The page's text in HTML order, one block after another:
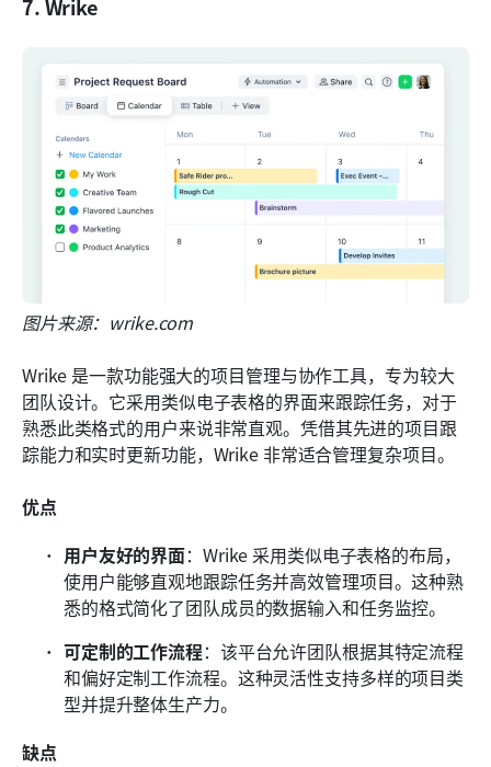
7. Wrike
图片来源：wrike.com
Wrike 是一款功能强大的项目管理与协作工具，专为较大
团队设计。它采用类似电子表格的界面来跟踪任务，对于
熟悉此类格式的用户来说非常直观。凭借其先进的项目跟
踪能力和实时更新功能，Wrike 非常适合管理复杂项目。
优点
用户友好的界面：Wrike 采用类似电子表格的布局，
使用户能够直观地跟踪任务并高效管理项目。这种熟
悉的格式简化了团队成员的数据输入和任务监控。
可定制的工作流程：该平台允许团队根据其特定流程
和偏好定制工作流程。这种灵活性支持多样的项目类
型并提升整体生产力。
缺点